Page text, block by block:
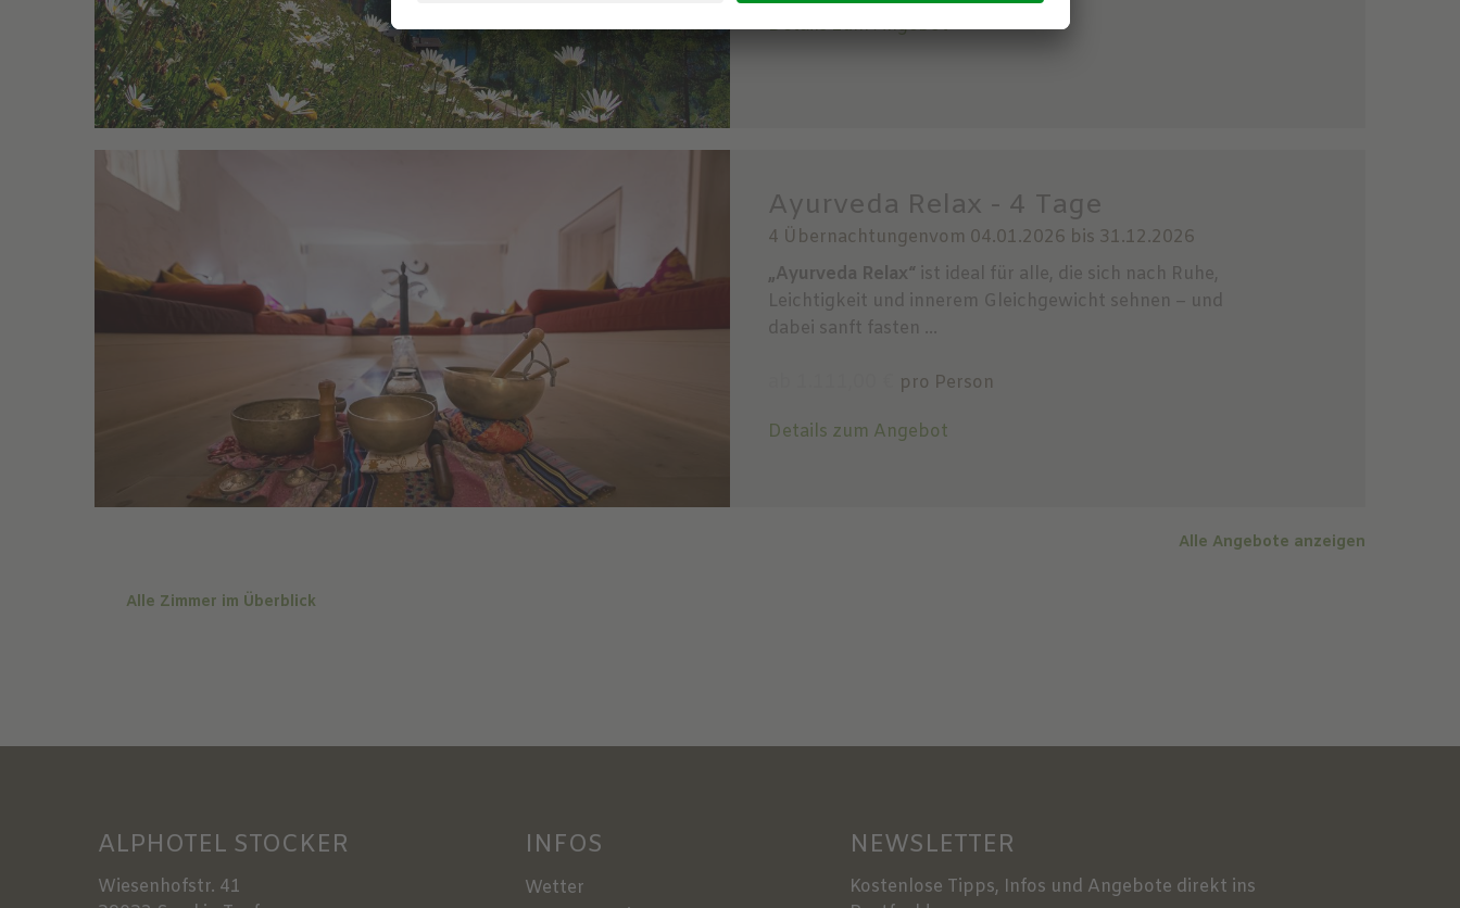
Details zum Angebot
Ayurveda Relax - 4 Tage
4 Übernachtungenvom 04.01.2026 bis 31.12.2026
„Ayurveda Relax“ ist ideal für alle, die sich nach Ruhe,
Leichtigkeit und innerem Gleichgewicht sehnen – und
dabei sanft fasten ...
pro Person
Details zum Angebot
Alle Angebote anzeigen
Alle Zimmer im Überblick
ALPHOTEL STOCKER
Wiesenhofstr. 41
INFOS
Wetter
NEWSLETTER
Kostenlose Tipps, Infos und Angebote direkt ins